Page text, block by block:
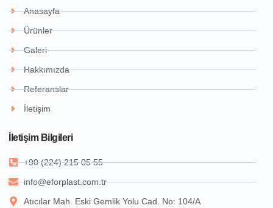
Anasayfa
Ürünler
Galeri
Hakkımızda
Referanslar
İletişim
İletişim Bilgileri
+90 (224) 215 05 55
info@eforplast.com.tr
Atıcılar Mah. Eski Gemlik Yolu Cad. No: 104/A